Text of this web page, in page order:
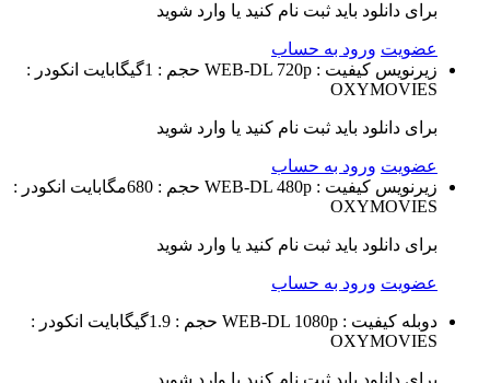
برای دانلود باید ثبت نام کنید یا وارد شوید
عضویت ورود به حساب
زیرنویس کیفیت : WEB-DL 720p حجم : 1گیگابایت
انکودر :
OXYMOVIES
برای دانلود باید ثبت نام کنید یا وارد شوید
عضویت ورود به حساب
زیرنویس کیفیت : WEB-DL 480p حجم : 680مگابایت
انکودر :
OXYMOVIES
برای دانلود باید ثبت نام کنید یا وارد شوید
عضویت ورود به حساب
دوبله کیفیت : WEB-DL 1080p حجم : 1.9گیگابایت
انکودر :
OXYMOVIES